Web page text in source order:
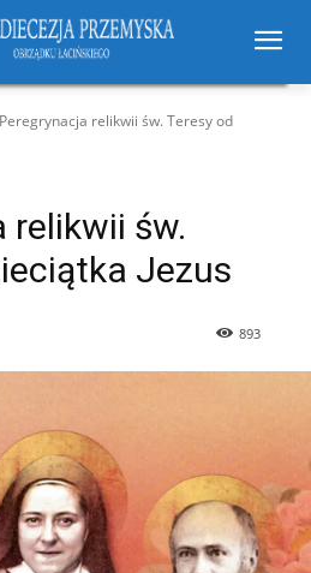
Peregrynacja relikwii św. Teresy od
relikwii św.
Jezus
893